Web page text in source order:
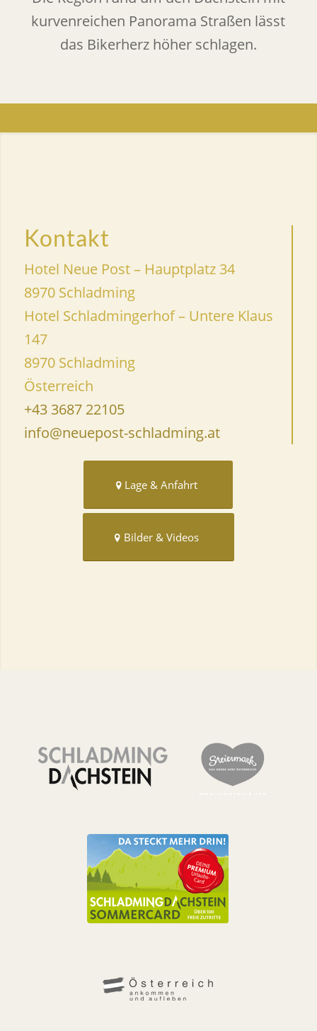
kurvenreichen Panorama Straßen lässt
das Bikerherz höher schlagen.
Kontakt
Hotel Neue Post – Hauptplatz 34
8970 Schladming
Hotel Schladmingerhof – Untere Klaus
147
8970 Schladming
Österreich
+43 3687 22105
info@neuepost-schladming.at
Lage & Anfahrt
Bilder & Videos